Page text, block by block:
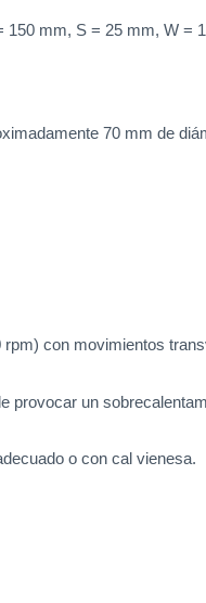
150 mm, S = 25 mm, W =
70 mm de
con movimientos
provocar un
o con cal vienesa.